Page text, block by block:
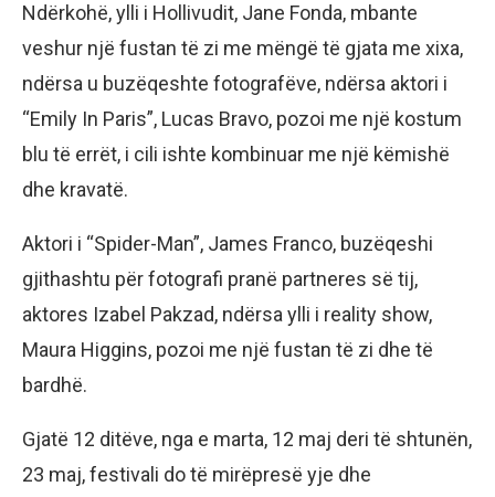
Ndërkohë, ylli i Hollivudit, Jane Fonda, mbante
veshur një fustan të zi me mëngë të gjata me xixa,
ndërsa u buzëqeshte fotografëve, ndërsa aktori i
“Emily In Paris”, Lucas Bravo, pozoi me një kostum
blu të errët, i cili ishte kombinuar me një këmishë
dhe kravatë.
Aktori i “Spider-Man”, James Franco, buzëqeshi
gjithashtu për fotografi pranë partneres së tij,
aktores Izabel Pakzad, ndërsa ylli i reality show,
Maura Higgins, pozoi me një fustan të zi dhe të
bardhë.
Gjatë 12 ditëve, nga e marta, 12 maj deri të shtunën,
23 maj, festivali do të mirëpresë yje dhe